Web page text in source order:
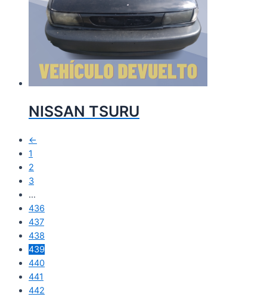
NISSAN TSURU
←
1
2
3
…
436
437
438
439
440
441
442